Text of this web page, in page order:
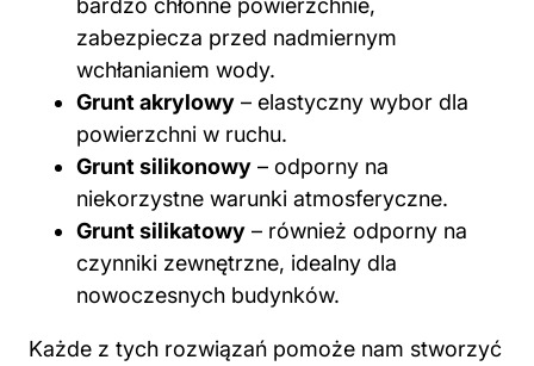
zabezpiecza przed nadmiernym
wchłanianiem wody.
Grunt akrylowy – elastyczny wybor dla
powierzchni w ruchu.
Grunt silikonowy – odporny na
niekorzystne warunki atmosferyczne.
Grunt silikatowy – również odporny na
czynniki zewnętrzne, idealny dla
nowoczesnych budynków.
Każde z tych rozwiązań pomoże nam stworzyć